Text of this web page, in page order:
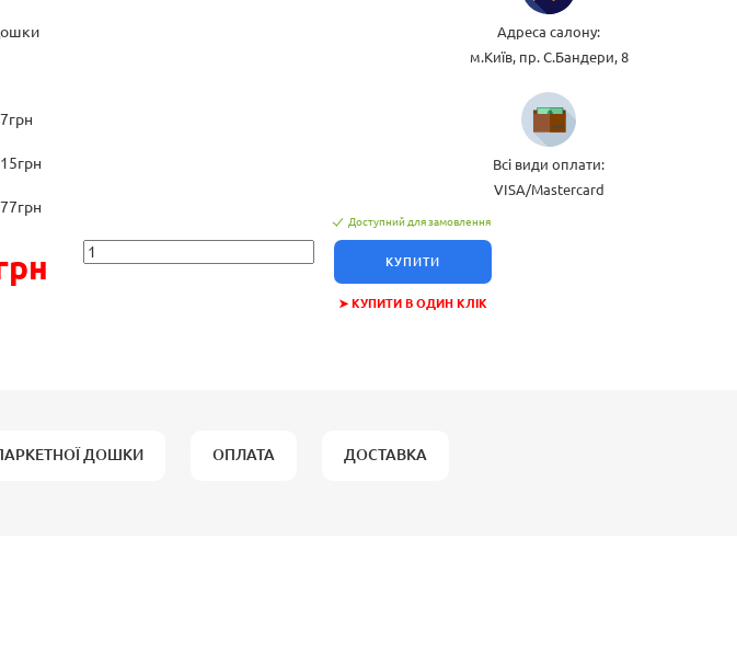
Доступний для замовлення
КУПИТИ
➤ КУПИТИ В ОДИН КЛІК
Адреса салону:
м.Київ, пр. С.Бандери, 8
Всі види оплати:
VISA/Mastercard
ДОШКИ ОПЛАТА ДОСТАВКА